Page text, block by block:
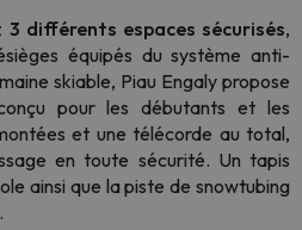
3 différents espaces sécurisés,
équipés du système anti-
skiable, Piau Engaly propose
pour les débutants et les
et une télécorde au total,
en toute sécurité. Un tapis
ainsi que la piste de snowtubing